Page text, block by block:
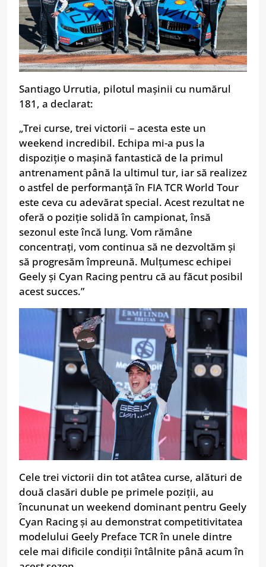
Santiago Urrutia, pilotul mașinii cu numărul
181, a declarat:
„Trei curse, trei victorii – acesta este un
weekend incredibil. Echipa mi-a pus la
dispoziție o mașină fantastică de la primul
antrenament până la ultimul tur, iar să realizez
o astfel de performanță în FIA TCR World Tour
este ceva cu adevărat special. Acest rezultat ne
oferă o poziție solidă în campionat, însă
sezonul este încă lung. Vom rămâne
concentrați, vom continua să ne dezvoltăm și
să progresăm împreună. Mulțumesc echipei
Geely și Cyan Racing pentru că au făcut posibil
acest succes.”
Cele trei victorii din tot atâtea curse, alături de
două clasări duble pe primele poziții, au
încununat un weekend dominant pentru Geely
Cyan Racing și au demonstrat competitivitatea
modelului Geely Preface TCR în unele dintre
cele mai dificile condiții întâlnite până acum în